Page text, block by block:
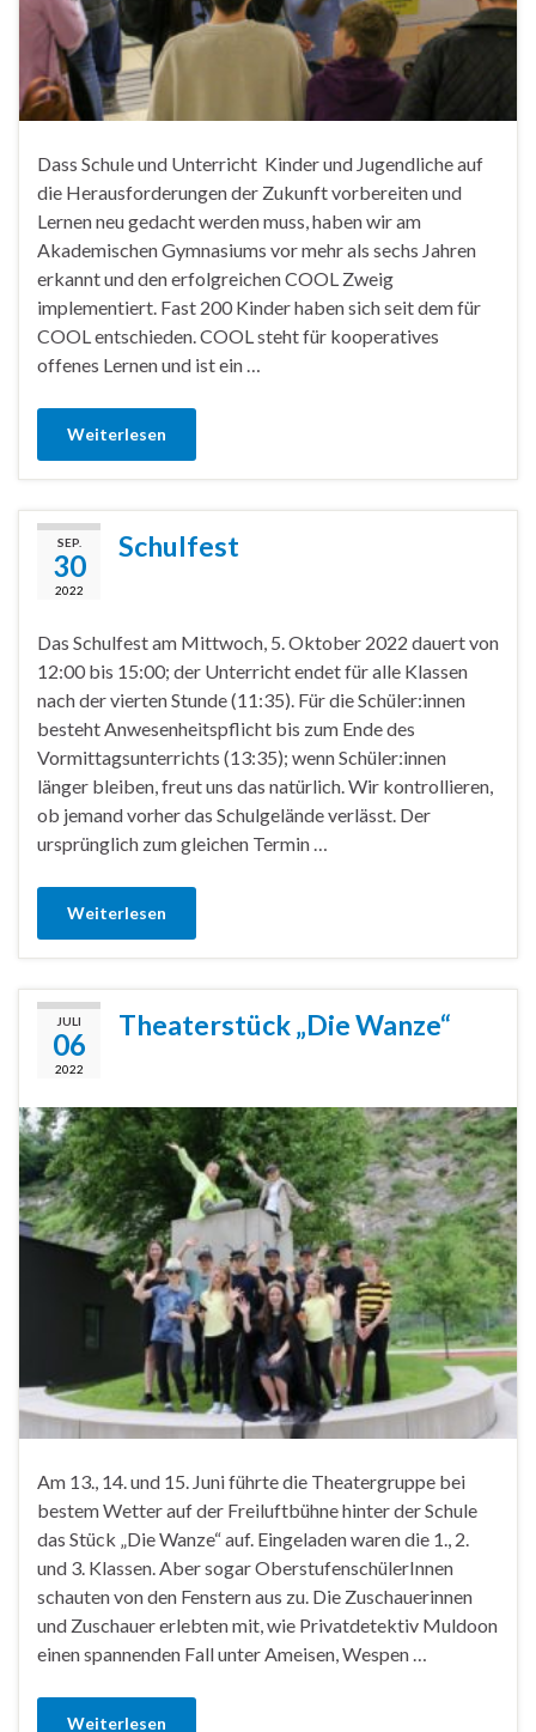
Dass Schule und Unterricht Kinder und Jugendliche auf
die Herausforderungen der Zukunft vorbereiten und
Lernen neu gedacht werden muss, haben wir am
Akademischen Gymnasiums vor mehr als sechs Jahren
erkannt und den erfolgreichen COOL Zweig
implementiert. Fast 200 Kinder haben sich seit dem für
COOL entschieden. COOL steht für kooperatives
offenes Lernen und ist ein …
Weiterlesen
SEP.
30
2022
Schulfest
Das Schulfest am Mittwoch, 5. Oktober 2022 dauert von
12:00 bis 15:00; der Unterricht endet für alle Klassen
nach der vierten Stunde (11:35). Für die Schüler:innen
besteht Anwesenheitspflicht bis zum Ende des
Vormittagsunterrichts (13:35); wenn Schüler:innen
länger bleiben, freut uns das natürlich. Wir kontrollieren,
ob jemand vorher das Schulgelände verlässt. Der
ursprünglich zum gleichen Termin …
Weiterlesen
JULI
06
2022
Theaterstück „Die Wanze“
Am 13., 14. und 15. Juni führte die Theatergruppe bei
bestem Wetter auf der Freiluftbühne hinter der Schule
das Stück „Die Wanze“ auf. Eingeladen waren die 1., 2.
und 3. Klassen. Aber sogar OberstufenschülerInnen
schauten von den Fenstern aus zu. Die Zuschauerinnen
und Zuschauer erlebten mit, wie Privatdetektiv Muldoon
einen spannenden Fall unter Ameisen, Wespen …
Weiterlesen